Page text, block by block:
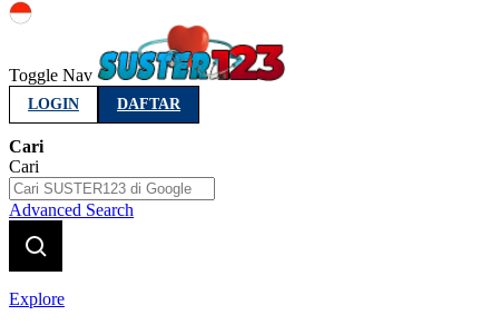
Toggle Nav
LOGIN DAFTAR
Cari
Cari
Advanced Search
Explore